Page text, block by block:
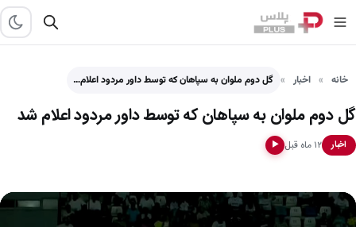
خانه اخبار گل دوم ملوان به سپاهان که توسط داور مردود اعلام…
گل دوم ملوان به سپاهان که توسط داور مردود اعلام شد
اخبار ۱۲ ماه قبل ▶